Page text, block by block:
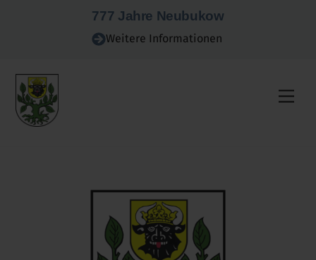
777 Jahre Neubukow
Weitere Informationen